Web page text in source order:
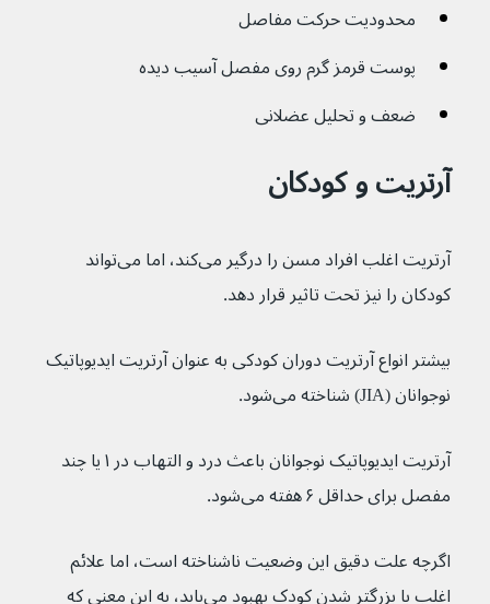
محدودیت حرکت مفاصل
پوست قرمز گرم روی مفصل آسیب دیده
ضعف و تحلیل عضلانی
آرتریت و کودکان
آرتریت اغلب افراد مسن را درگیر می‌کند، اما می‌تواند
کودکان را نیز تحت تاثیر قرار دهد.
بیشتر انواع آرتریت دوران کودکی به عنوان آرتریت ایدیوپاتیک
نوجوانان (JIA) شناخته می‌شود.
آرتریت ایدیوپاتیک نوجوانان باعث درد و التهاب در ۱ یا چند
مفصل برای حداقل ۶ هفته می‌شود.
اگرچه علت دقیق این وضعیت ناشناخته است، اما علائم
اغلب با بزرگتر شدن کودک بهبود می‌یابد، به این معنی که